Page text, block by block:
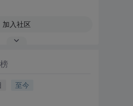
加入社区
至今